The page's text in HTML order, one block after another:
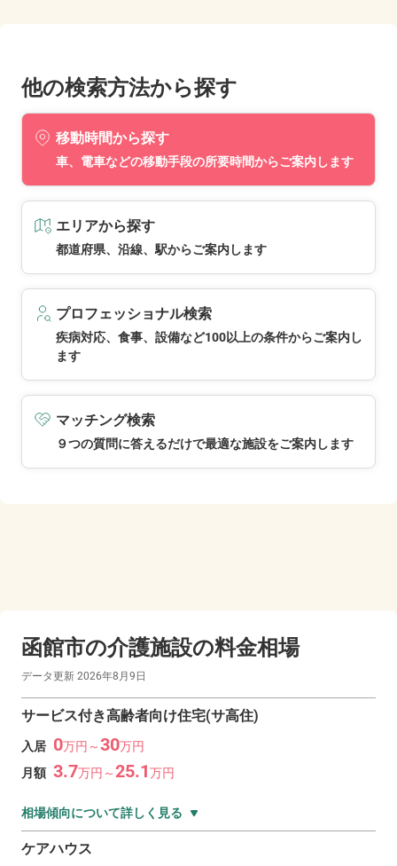
他の検索方法から探す
移動時間から探す
車、電車などの移動手段の所要時間からご案内します
エリアから探す
都道府県、沿線、駅からご案内します
プロフェッショナル検索
疾病対応、食事、設備など100以上の条件からご案内し
ます
マッチング検索
９つの質問に答えるだけで最適な施設をご案内します
函館市の介護施設の料金相場
データ更新 2026年8月9日
サービス付き高齢者向け住宅(サ高住)
入居 0万円～30万円
月額 3.7万円～25.1万円
相場傾向について詳しく見る
ケアハウス